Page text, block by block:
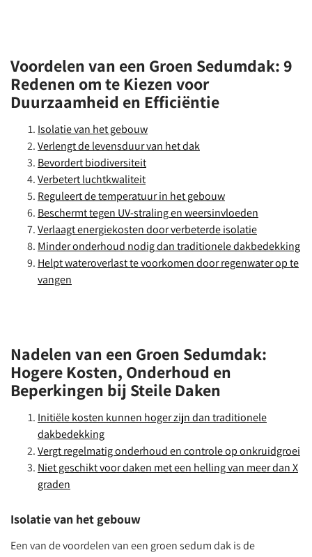
Voordelen van een Groen Sedumdak: 9
Redenen om te Kiezen voor
Duurzaamheid en Efficiëntie
Isolatie van het gebouw
Verlengt de levensduur van het dak
Bevordert biodiversiteit
Verbetert luchtkwaliteit
Reguleert de temperatuur in het gebouw
Beschermt tegen UV-straling en weersinvloeden
Verlaagt energiekosten door verbeterde isolatie
Minder onderhoud nodig dan traditionele dakbedekking
Helpt wateroverlast te voorkomen door regenwater op te
vangen
Nadelen van een Groen Sedumdak:
Hogere Kosten, Onderhoud en
Beperkingen bij Steile Daken
Initiële kosten kunnen hoger zijn dan traditionele
dakbedekking
Vergt regelmatig onderhoud en controle op onkruidgroei
Niet geschikt voor daken met een helling van meer dan X
graden
Isolatie van het gebouw
Een van de voordelen van een groen sedum dak is de